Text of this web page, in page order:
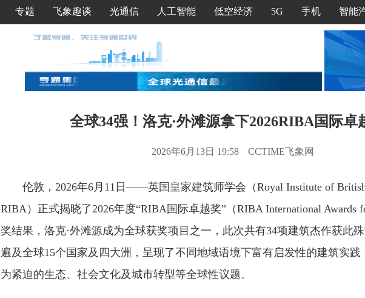
专题 飞象趣谈 光通信 人工智能 低空经济 5G 手机 智能
全球34强！洛克·外滩源拿下2026RIBA国际卓
2026年6月13日 19:58 CCTIME飞象网
伦敦，2026年6月11日——英国皇家建筑师学会（Royal Institute of
RIBA）正式揭晓了2026年度“RIBA国际卓越奖”（RIBA International Awards
奖结果，洛克·外滩源成为全球获奖项目之一，此次共有34项建筑杰作获此
遍及全球15个国家及四大洲，呈现了不同地域语境下富有启发性的建筑实践
为紧迫的生态、社会文化及城市转型等全球性议题。